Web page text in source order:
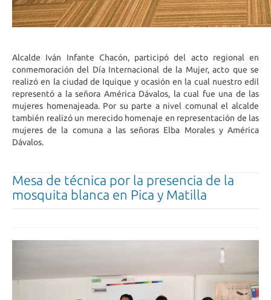
Alcalde Iván Infante Chacón, participó del acto regional en
conmemoración del Día Internacional de la Mujer, acto que se
realizó en la ciudad de Iquique y ocasión en la cual nuestro edil
representó a la señora América Dávalos, la cual fue una de las
mujeres homenajeada. Por su parte a nivel comunal el alcalde
también realizó un merecido homenaje en representación de las
mujeres de la comuna a las señoras Elba Morales y América
Dávalos.
Mesa de técnica por la presencia de la
mosquita blanca en Pica y Matilla